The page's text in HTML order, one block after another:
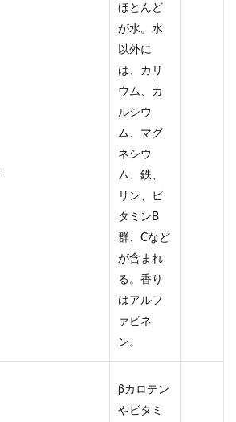
ほとんど
が水。水
以外に
は、カリ
ウム、カ
ルシウ
ム、マグ
ネシウ
ム、鉄、
リン、ビ
タミンB
群、Cなど
が含まれ
る。香り
はアルフ
ァピネ
ン。
βカロテン
やビタミ